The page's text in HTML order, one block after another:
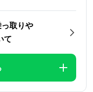
取りや
て